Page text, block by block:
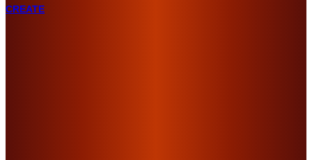
CREATE